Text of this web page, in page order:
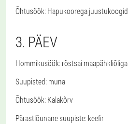
Õhtusöök: Hapukoorega juustukoogid
3. PÄEV
Hommikusöök: röstsai maapähkliõliga
Suupisted: muna
Õhtusöök: Kalakõrv
Pärastlõunane suupiste: keefir